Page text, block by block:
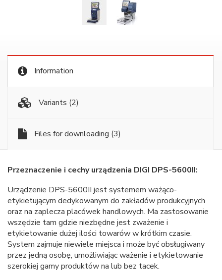
Information
Variants (2)
Files for downloading (3)
Przeznaczenie i cechy urządzenia DIGI DPS-5600II:
Urządzenie DPS-5600II jest systemem ważąco-
etykietującym dedykowanym do zakładów produkcyjnych
oraz na zaplecza placówek handlowych. Ma zastosowanie
wszędzie tam gdzie niezbędne jest zważenie i
etykietowanie dużej ilości towarów w krótkim czasie.
System zajmuje niewiele miejsca i może być obsługiwany
przez jedną osobę, umożliwiając ważenie i etykietowanie
szerokiej gamy produktów na lub bez tacek.